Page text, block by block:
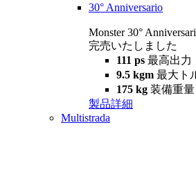
30° Anniversario
Monster 30°
完売いたしました
111 ps 最高出力
9.5 kgm 最大ト
175 kg 装備重量
製品詳細
Multistrada